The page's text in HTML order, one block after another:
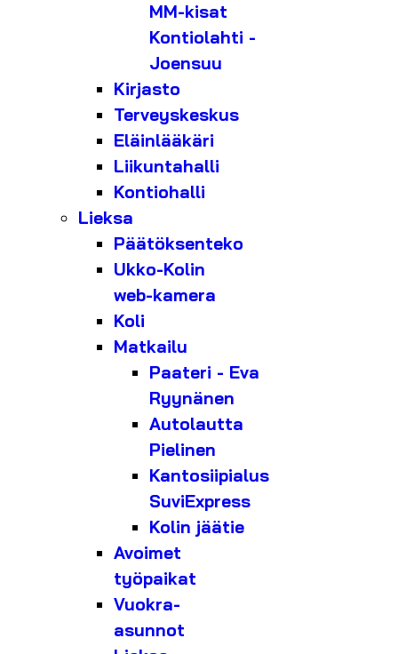
MM-kisat
Kontiolahti -
Joensuu
Kirjasto
Terveyskeskus
Eläinlääkäri
Liikuntahalli
Kontiohalli
Lieksa
Päätöksenteko
Ukko-Kolin
web-kamera
Koli
Matkailu
Paateri - Eva
Ryynänen
Autolautta
Pielinen
Kantosiipialus
SuviExpress
Kolin jäätie
Avoimet
työpaikat
Vuokra-
asunnot